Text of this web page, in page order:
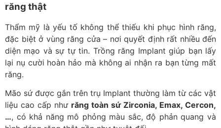
răng thật
Thẩm mỹ là yếu tố không thể thiếu khi phục hình răng,
đặc biệt ở vùng răng cửa – nơi quyết định rất nhiều đến
diện mạo và sự tự tin. Trồng răng Implant giúp bạn lấy
lại nụ cười hoàn hảo mà không ai nhận ra bạn từng mất
răng.
Mão sứ được gắn trên trụ Implant thường làm từ các vật
liệu cao cấp như răng toàn sứ Zirconia, Emax, Cercon,
…, có khả năng mô phỏng màu sắc, độ phản quang và